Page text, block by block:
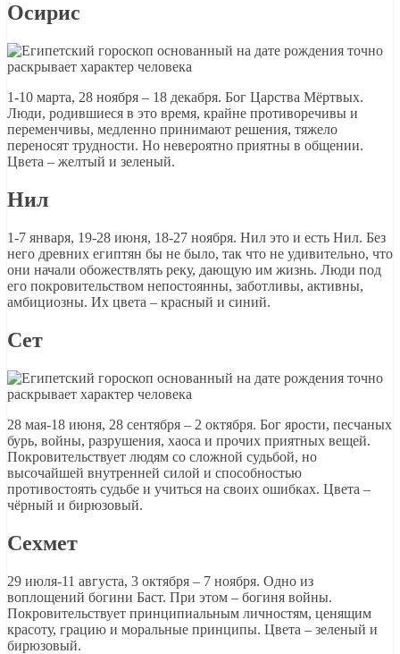
Осирис
1-10 марта, 28 ноября – 18 декабря. Бог Царства Мёртвых.
Люди, родившиеся в это время, крайне противоречивы и
переменчивы, медленно принимают решения, тяжело
переносят трудности. Но невероятно приятны в общении.
Цвета – желтый и зеленый.
Нил
1-7 января, 19-28 июня, 18-27 ноября. Нил это и есть Нил. Без
него древних египтян бы не было, так что не удивительно, что
они начали обожествлять реку, дающую им жизнь. Люди под
его покровительством непостоянны, заботливы, активны,
амбициозны. Их цвета – красный и синий.
Сет
28 мая-18 июня, 28 сентября – 2 октября. Бог ярости, песчаных
бурь, войны, разрушения, хаоса и прочих приятных вещей.
Покровительствует людям со сложной судьбой, но
высочайшей внутренней силой и способностью
противостоять судьбе и учиться на своих ошибках. Цвета –
чёрный и бирюзовый.
Сехмет
29 июля-11 августа, 3 октября – 7 ноября. Одно из
воплощений богини Баст. При этом – богиня войны.
Покровительствует принципиальным личностям, ценящим
красоту, грацию и моральные принципы. Цвета – зеленый и
бирюзовый.